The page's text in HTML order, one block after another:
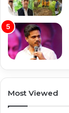
Most Viewed